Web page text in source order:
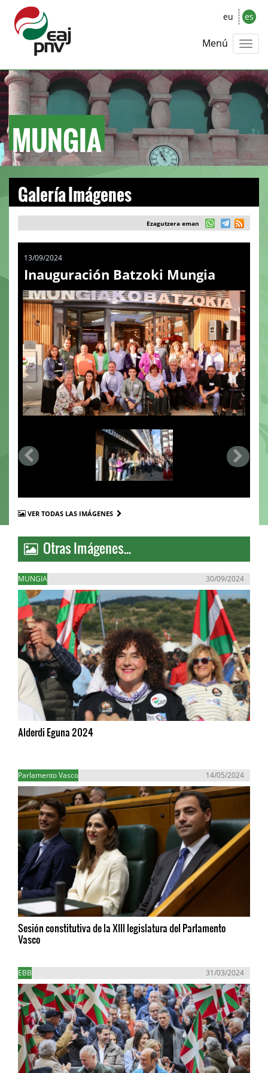
eu es
Menú
MUNGIA
Galería Imágenes
Ezagutzera eman
13/09/2024
Inauguración Batzoki Mungia
VER TODAS LAS IMÁGENES
Otras Imágenes...
MUNGIA 30/09/2024
Alderdi Eguna 2024
Parlamento Vasco 14/05/2024
Sesión constitutiva de la XIII legislatura del Parlamento
Vasco
EBB 31/03/2024